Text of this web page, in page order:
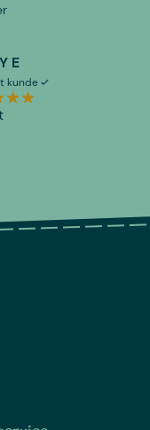
E
kunde